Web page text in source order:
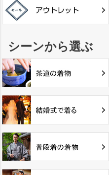
シーンから選ぶ